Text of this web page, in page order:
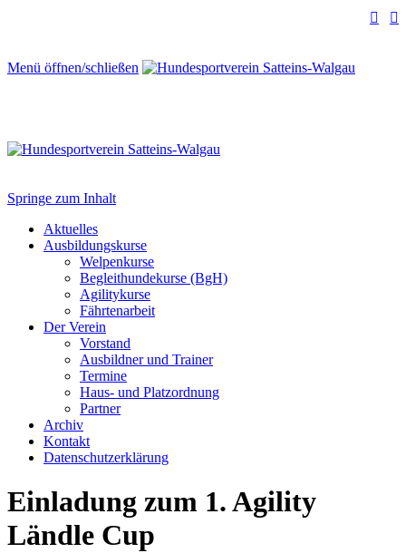
 
Menü öffnen/schließen
Springe zum Inhalt
Aktuelles
Ausbildungskurse
Welpenkurse
Begleithundekurse (BgH)
Agilitykurse
Fährtenarbeit
Der Verein
Vorstand
Ausbildner und Trainer
Termine
Haus- und Platzordnung
Partner
Archiv
Kontakt
Datenschutzerklärung
Einladung zum 1. Agility
Ländle Cup